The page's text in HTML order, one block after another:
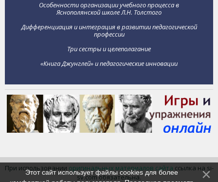
Особенности организации учебного процесса в
Яснополянской школе Л.Н. Толстого
Дифференциация и интеграция в развитии педагогической
профессии
Три сестры и целеполагание
«Книга Джунглей» и педагогические инновации
При использовании оригинальных материалов сайта ссылка на si-
sv.com обязательна.
Этот сайт использует файлы cookies для более